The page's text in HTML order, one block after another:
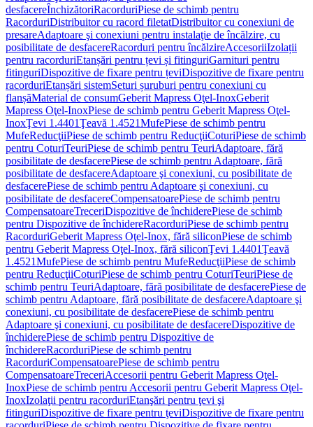
desfacereÎnchizătoriRacorduriPiese de schimb pentru
RacorduriDistribuitor cu racord filetatDistribuitor cu conexiuni de
presareAdaptoare şi conexiuni pentru instalaţie de încălzire, cu
posibilitate de desfacereRacorduri pentru încălzireAccesoriiIzolații
pentru racorduriEtanșări pentru țevi și fitinguriGarnituri pentru
fitinguriDispozitive de fixare pentru țeviDispozitive de fixare pentru
racorduriEtanșări sistemSeturi șuruburi pentru conexiuni cu
flanșăMaterial de consumGeberit Mapress Oţel-InoxGeberit
Mapress Oţel-InoxPiese de schimb pentru Geberit Mapress Oţel-
InoxŢevi 1.4401Ţeavă 1.4521MufePiese de schimb pentru
MufeReducţiiPiese de schimb pentru ReducţiiCoturiPiese de schimb
pentru CoturiTeuriPiese de schimb pentru TeuriAdaptoare, fără
posibilitate de desfacerePiese de schimb pentru Adaptoare, fără
posibilitate de desfacereAdaptoare şi conexiuni, cu posibilitate de
desfacerePiese de schimb pentru Adaptoare şi conexiuni, cu
posibilitate de desfacereCompensatoarePiese de schimb pentru
CompensatoareTreceriDispozitive de închiderePiese de schimb
pentru Dispozitive de închidereRacorduriPiese de schimb pentru
RacorduriGeberit Mapress Oţel-Inox, fără siliconPiese de schimb
pentru Geberit Mapress Oţel-Inox, fără siliconŢevi 1.4401Ţeavă
1.4521MufePiese de schimb pentru MufeReducţiiPiese de schimb
pentru ReducţiiCoturiPiese de schimb pentru CoturiTeuriPiese de
schimb pentru TeuriAdaptoare, fără posibilitate de desfacerePiese de
schimb pentru Adaptoare, fără posibilitate de desfacereAdaptoare şi
conexiuni, cu posibilitate de desfacerePiese de schimb pentru
Adaptoare şi conexiuni, cu posibilitate de desfacereDispozitive de
închiderePiese de schimb pentru Dispozitive de
închidereRacorduriPiese de schimb pentru
RacorduriCompensatoarePiese de schimb pentru
CompensatoareTreceriAccesorii pentru Geberit Mapress Oţel-
InoxPiese de schimb pentru Accesorii pentru Geberit Mapress Oţel-
InoxIzolaţii pentru racorduriEtanşări pentru ţevi şi
fitinguriDispozitive de fixare pentru ţeviDispozitive de fixare pentru